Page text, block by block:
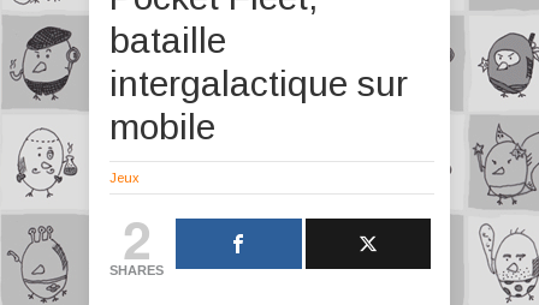
bataille
intergalactique sur
mobile
Jeux
2
SHARES